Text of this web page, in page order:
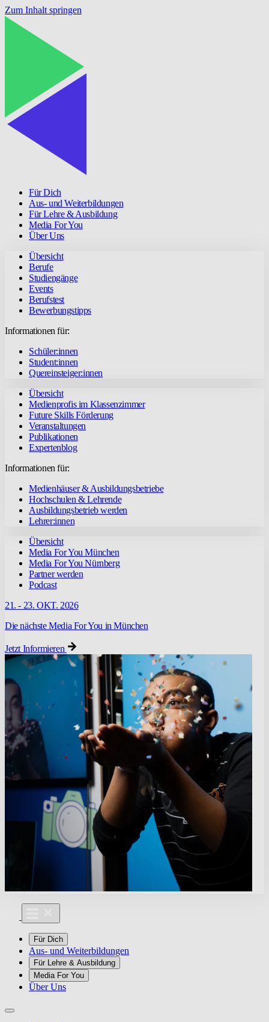
Zum Inhalt springen
Für Dich
Aus- und Weiterbildungen
Für Lehre & Ausbildung
Media For You
Über Uns
Übersicht
Berufe
Studiengänge
Events
Berufstest
Bewerbungstipps
Informationen für:
Schüler:innen
Student:innen
Quereinsteiger:innen
Übersicht
Medienprofis im Klassenzimmer
Future Skills Förderung
Veranstaltungen
Publikationen
Expertenblog
Informationen für:
Medienhäuser & Ausbildungsbetriebe
Hochschulen & Lehrende
Ausbildungsbetrieb werden
Lehrer:innen
Übersicht
Media For You München
Media For You Nürnberg
Partner werden
Podcast
21. - 23. OKT. 2026
Die nächste Media For You in München
Jetzt Informieren
Für Dich
Aus- und Weiterbildungen
Für Lehre & Ausbildung
Media For You
Über Uns